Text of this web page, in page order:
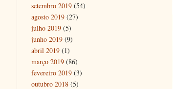
setembro 2019 (54)
agosto 2019 (27)
julho 2019 (5)
junho 2019 (9)
abril 2019 (1)
março 2019 (86)
fevereiro 2019 (3)
outubro 2018 (5)